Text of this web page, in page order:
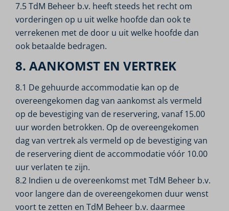
7.5 TdM Beheer b.v. heeft steeds het recht om
vorderingen op u uit welke hoofde dan ook te
verrekenen met de door u uit welke hoofde dan
ook betaalde bedragen.
8. AANKOMST EN VERTREK
8.1 De gehuurde accommodatie kan op de
overeengekomen dag van aankomst als vermeld
op de bevestiging van de reservering, vanaf 15.00
uur worden betrokken. Op de overeengekomen
dag van vertrek als vermeld op de bevestiging van
de reservering dient de accommodatie vóór 10.00
uur verlaten te zijn.
8.2 Indien u de overeenkomst met TdM Beheer b.v.
voor langere dan de overeengekomen duur wenst
voort te zetten en TdM Beheer b.v. daarmee